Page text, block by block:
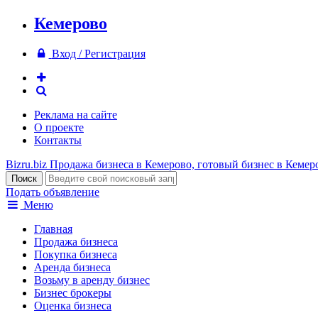
Кемерово
Вход / Регистрация
Реклама на сайте
О проекте
Контакты
Bizru.biz Продажа бизнеса в Кемерово, готовый бизнес в
Подать объявление
Меню
Главная
Продажа бизнеса
Покупка бизнеса
Аренда бизнеса
Возьму в аренду бизнес
Бизнес брокеры
Оценка бизнеса